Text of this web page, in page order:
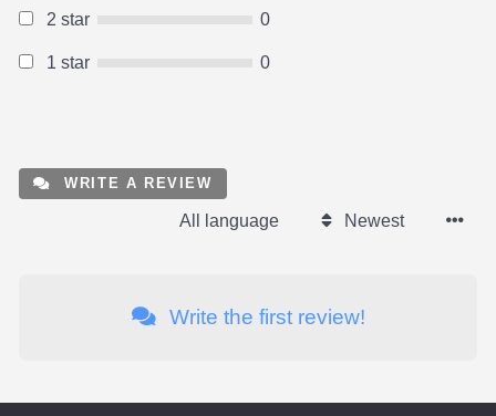
2 star 0
1 star 0
WRITE A REVIEW
All language Newest
Write the first review!